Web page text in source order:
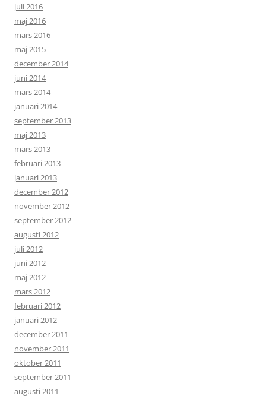
juli 2016
maj 2016
mars 2016
maj 2015
december 2014
juni 2014
mars 2014
januari 2014
september 2013
maj 2013
mars 2013
februari 2013
januari 2013
december 2012
november 2012
september 2012
augusti 2012
juli 2012
juni 2012
maj 2012
mars 2012
februari 2012
januari 2012
december 2011
november 2011
oktober 2011
september 2011
augusti 2011